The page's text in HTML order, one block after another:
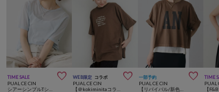
TIME SALE 
PUAL CE CIN
WEB限定 コラボ 
PUAL CE CIN
一部予約 
PUAL CE CIN
TIME
PUAL